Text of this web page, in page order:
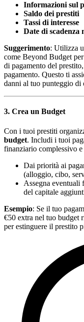
Informazioni sul
Saldo dei prestiti
Tassi di interesse
Date di scadenza
Suggerimento: Utilizza
come Beyond Budget
di pagamento del
pagamento. Questo ti
danni al tuo punteggio di
3. Crea un Budget
Con i tuoi prestiti
budget. Includi i tuoi
finanziario complessivo e
Dai priorità ai
(alloggio, cibo,
Assegna eventuali
del capitale
Esempio: Se il tuo
€50 extra nel tuo budget
per estinguere il prestito